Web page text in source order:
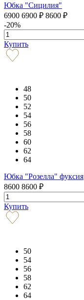
Юбка "Сицилия"
6900 6900 ₽ 8600 ₽
-20%
Купить
48
50
52
54
56
58
60
62
64
Юбка "Розелла" фуксия
8600 8600 ₽
Купить
50
54
56
58
62
64